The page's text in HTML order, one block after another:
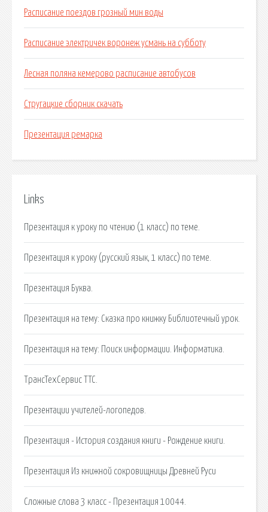
Расписание поездов грозный мин воды
Расписание электричек воронеж усмань на субботу
Лесная поляна кемерово расписание автобусов
Стругацкие сборник скачать
Презентация ремарка
Links
Презентация к уроку по чтению (1 класс) по теме.
Презентация к уроку (русский язык, 1 класс) по теме.
Презентация Буква.
Презентация на тему: Сказка про книжку Библиотечный урок.
Презентация на тему: Поиск информации. Информатика.
ТрансТехСервис ТТС.
Презентации учителей-логопедов.
Презентация - История создания книги - Рождение книги.
Презентация Из книжной сокровищницы Древней Руси
Сложные слова 3 класс - Презентация 10044.